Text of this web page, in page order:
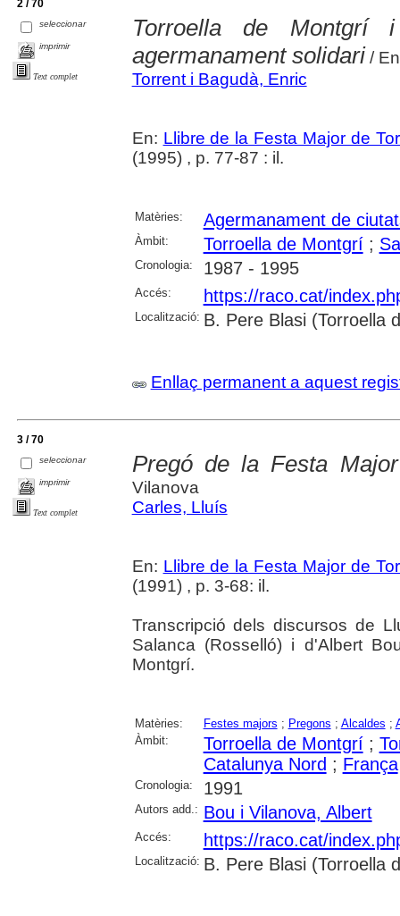
2 / 70
seleccionar
imprimir
Text complet
Torroella de
agermanament solidari/
Torrent i Bagudà, Enric
En: Llibre de la Festa Major de
(1995) , p. 77-87 : il.
Matèries: Agermanament de
Àmbit: Torroella de Montgrí;
Cronologia: 1987 - 1995
Accés: https://raco.cat/
Localització: B. Pere Blasi (Torroella
Enllaç permanent a aquest
3 / 70
seleccionar
imprimir
Text complet
Pregó de la Festa
Vilanova
Carles, Lluís
En: Llibre de la Festa Major de
(1991) , p. 3-68: il.
Transcripció dels discursos de
Salanca (Rosselló) i d'Albert
Montgrí.
Matèries: Festes majors ; Pregons ; Alcaldes ;
Àmbit:
Torroella de Montgrí;
Catalunya Nord ; França
Cronologia: 1991
Autors add.: Bou i Vilanova, Albert
Accés: https://raco.cat/
Localització: B. Pere Blasi (Torroella